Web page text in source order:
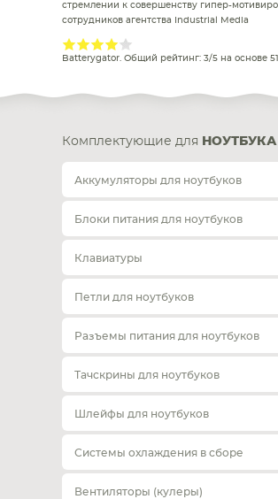
стремлении к совершенству гипер-
сотрудников агентства Industrial Media
Batterygator. Общий рейтинг: 3/5 на основе
Комплектующие для НОУТБУКА
Аккумуляторы для ноутбуков
Блоки питания для ноутбуков
Клавиатуры
Петли для ноутбуков
Разъемы питания для ноутбуков
Тачскрины для ноутбуков
Шлейфы для ноутбуков
Системы охлаждения в сборе
Вентиляторы (кулеры)